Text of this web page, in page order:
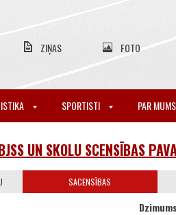
ZIŅAS FOTO
SPORTISTI PAR MUMS
UN SKOLU SCENSĪBAS
SACENSĪBAS
Dzimums